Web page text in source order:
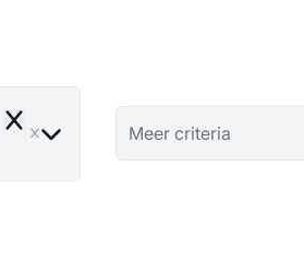
Remove Meer criteria